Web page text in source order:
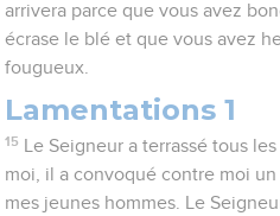
arrivera parce que vous avez
écrase le blé et que vous avez
fougueux.
Lamentations 1
15
Le Seigneur a terrassé tous
moi, il a convoqué contre moi
mes jeunes hommes. Le